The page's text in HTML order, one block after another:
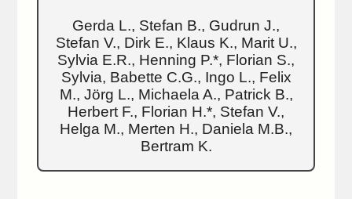
Gerda L., Stefan B., Gudrun J.,
Stefan V., Dirk E., Klaus K., Marit U.,
Sylvia E.R., Henning P.*, Florian S.,
Sylvia, Babette C.G., Ingo L., Felix
M., Jörg L., Michaela A., Patrick B.,
Herbert F., Florian H.*, Stefan V.,
Helga M., Merten H., Daniela M.B.,
Bertram K.